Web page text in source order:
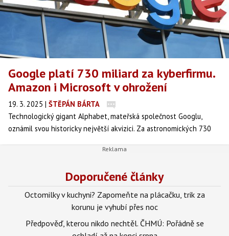
Google platí 730 miliard za kyberfirmu.
Amazon i Microsoft v ohrožení
19. 3. 2025 | ŠTĚPÁN BÁRTA
Technologický gigant Alphabet, mateřská společnost Googlu,
oznámil svou historicky největší akvizici. Za astronomických 730
investicí Google doufá, že konečně dožene své dva hlavní rivaly –
Doporučené články
Octomilky v kuchyni? Zapomeňte na plácačku, trik za
korunu je vyhubí přes noc
Předpověď, kterou nikdo nechtěl. ČHMÚ: Pořádně se